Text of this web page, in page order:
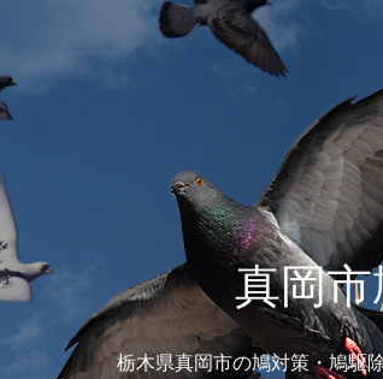
真岡
栃木県真岡市の鳩対策・鳩駆